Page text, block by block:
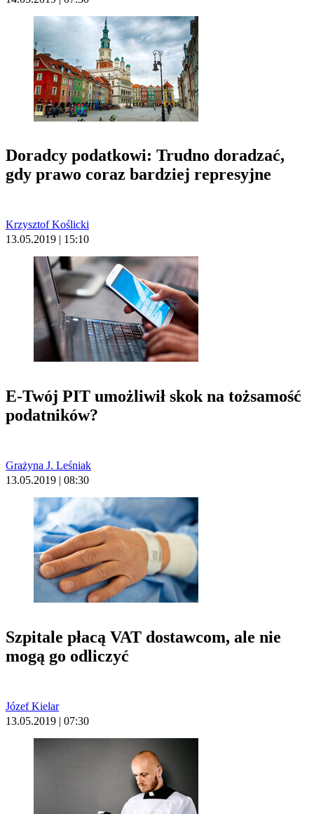
Doradcy podatkowi: Trudno doradzać,
gdy prawo coraz bardziej represyjne
Krzysztof Koślicki
13.05.2019 | 15:10
E-Twój PIT umożliwił skok na tożsamość
podatników?
Grażyna J. Leśniak
13.05.2019 | 08:30
Szpitale płacą VAT dostawcom, ale nie
mogą go odliczyć
Józef Kielar
13.05.2019 | 07:30